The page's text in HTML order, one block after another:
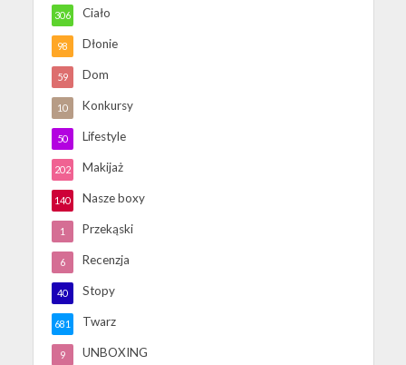
Ciało
306
Dłonie
98
Dom
59
Konkursy
10
Lifestyle
50
Makijaż
202
Nasze boxy
140
Przekąski
1
Recenzja
6
Stopy
40
Twarz
681
UNBOXING
9